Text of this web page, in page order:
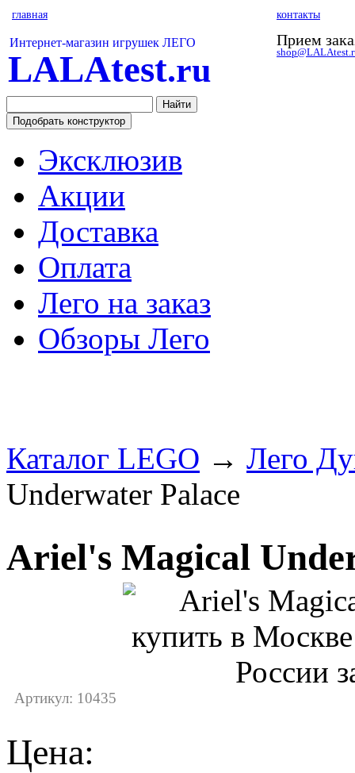
главная контакты
Интернет-магазин игрушек ЛЕГО
LALAtest.ru
Прием
Эксклюзив
Акции
Доставка
Оплата
Лего на заказ
Обзоры Лего
Каталог LEGO → Лего
Underwater Palace
Ariel's Magical
Артикул: 10435
Цена: